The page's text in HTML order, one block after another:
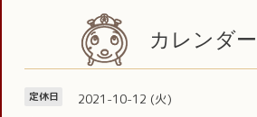
カレンダー
定休日 2021-10-12 (火)